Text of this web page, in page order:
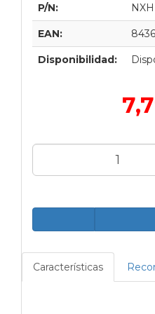
P/N:
EAN:
Disponibilidad:
Características